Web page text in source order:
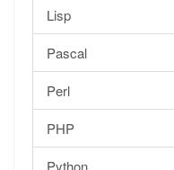
Lisp
Pascal
Perl
PHP
Python